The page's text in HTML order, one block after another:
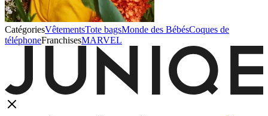
CatégoriesVêtementsTote bagsMonde des BébésCoques de
téléphoneFranchisesMARVEL